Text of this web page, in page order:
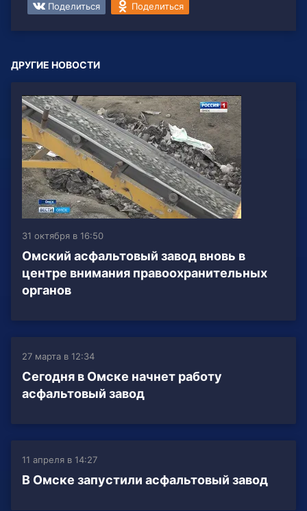
Поделиться Поделиться
ДРУГИЕ НОВОСТИ
31 октября в 16:50
Омский асфальтовый завод вновь в
центре внимания правоохранительных
органов
27 марта в 12:34
Сегодня в Омске начнет работу
асфальтовый завод
11 апреля в 14:27
В Омске запустили асфальтовый завод